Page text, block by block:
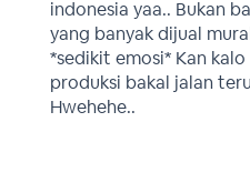
indonesia yaa.. Bukan
yang banyak dijual
*sedikit emosi* Kan
produksi bakal jalan
Hwehehe..